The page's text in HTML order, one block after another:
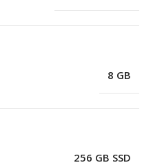
8 GB
256 GB SSD